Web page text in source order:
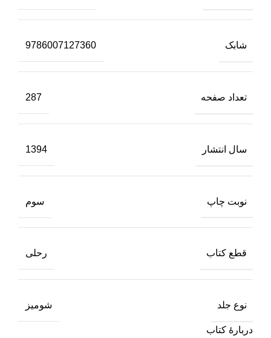
شابک 9786007127360
تعداد صفحه 287
سال انتشار 1394
نوبت چاپ سوم
قطع کتاب رحلی
نوع جلد شومیز
دربارهٔ کتاب